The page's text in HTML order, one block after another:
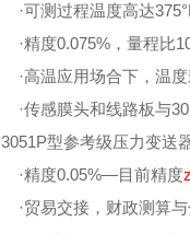
·可测过程温度高达
·精度0.075%，量程比
·高温应用场合下，温
·传感膜头和线路板与
3051P型参考级压力变送
·精度0.05%—目前精度z
·贸易交接，财政测算